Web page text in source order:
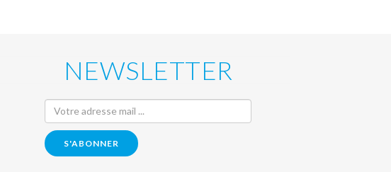
NEWSLETTER
S'ABONNER